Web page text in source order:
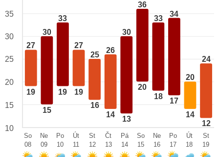
27
19
30
15
33
19
27
19
25
16
26
14
30
13
36
20
33
18
34
17
20
14
24
12
35
30
25
20
15
10
So
08
Ne
09
Po
10
Út
11
St
12
Čt
13
Pá
14
So
15
Ne
16
Po
17
Út
18
St
19